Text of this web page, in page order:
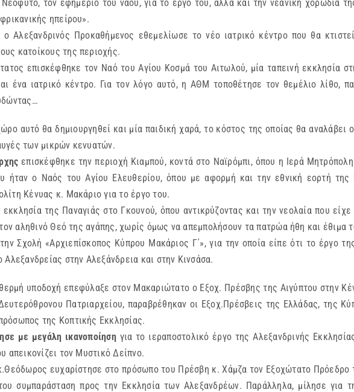
τον εφημέριο του ναού, για το έργο του, αλλά και την νεανική χορωδία
ηπείρου».
Προκαθήμενος εθεμελίωσε το νέο ιατρικό κέντρο που θα κτιστεί
κατοίκους της περιοχής.
τον Ναό του Αγίου Κοσμά του Αιτωλού, μία ταπεινή εκκλησία
ένα ιατρικό κέντρο. Για τον λόγο αυτό, η ΑΘΜ τοποθέτησε τον θεμέλιο λίθο,
θα δημιουργηθεί και μία παιδική χαρά, το κόστος της οποίας θα αναλάβει
των μικρών κενυατών.
επισκέφθηκε την περιοχή Κιαμπού, κοντά στο Ναϊρόμπι, όπου η Ιερά
ήταν ο Ναός του Αγίου Ελευθερίου, όπου με αφορμή και την εθνική εορτή
Κένυας κ. Μακάριο για το έργο του.
της Παναγιάς στο Γκουνού, όπου αντικρύζοντας και την νεολαία που είχε
αληθινό Θεό της αγάπης, χωρίς όμως να απεμπολήσουν τα πατρώα ήθη και έθιμα
«Αρχιεπίσκοπος Κύπρου Μακάριος Γ΄», για την οποία είπε ότι το έργο της
στην Αλεξάνδρεια και στην Κινσάσα.
υποδοχή επεφύλαξε στον Μακαριώτατο ο Εξοχ. Πρέσβης της Αιγύπτου στην
Πατριαρχείου, παραβρέθηκαν οι Εξοχ.Πρέσβεις της Ελλάδας, της
της Κοπτικής Εκκλησίας.
με μεγάλη ικανοποίησηγια το ιεραποστολικό έργο της Αλεξανδρινής
απεικονίζει τον Μυστικό Δείπνο.
ευχαρίστησε στο πρόσωπο του Πρέσβη κ. Χάμζα τον Εξοχώτατο Πρόεδρο
συμπαράσταση προς την Εκκλησία των Αλεξανδρέων. Παράλληλα, μίλησε για